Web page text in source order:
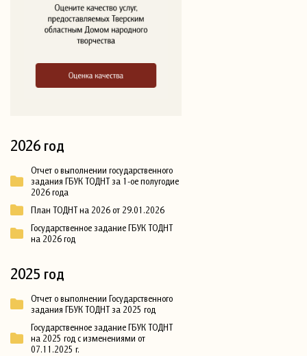
2026 год
Отчет о выполнении государственного
задания ГБУК ТОДНТ за 1-ое полугодие
2026 года
План ТОДНТ на 2026 от 29.01.2026
Государственное задание ГБУК ТОДНТ
на 2026 год
2025 год
Отчет о выполнении Государственного
задания ГБУК ТОДНТ за 2025 год
Государственное задание ГБУК ТОДНТ
на 2025 год с изменениями от
07.11.2025 г.